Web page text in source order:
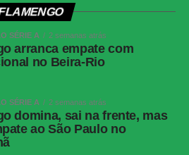
Salvador (BA)
Brasília)
Silva Machado (SC)
SÉRIE A 2 semanas atrás
arranca empate com
no Beira-Rio
SÉRIE A 2 semanas atrás
domina, sai na frente, mas
ao São Paulo no